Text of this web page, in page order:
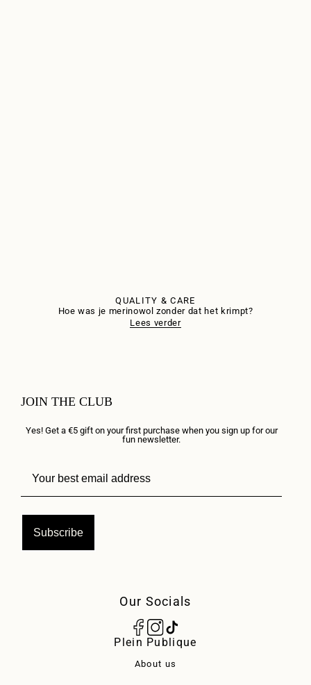
QUALITY & CARE
Hoe was je merinowol zonder dat het krimpt?
Lees verder
JOIN THE CLUB
Yes! Get a €5 gift on your first purchase when you sign up for our
fun newsletter.
Subscribe
Our Socials
Plein Publique
About us